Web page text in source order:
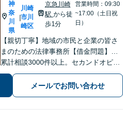
神
奈
川
県
|
川崎
市川
崎区
京急川崎
駅 から徒
歩1分
営業時間：09:30
~17:00（土日祝
日）
【親切丁寧】地域の市民と企業の皆さ
まのための法律事務所【借金問題】…
累計相談3000件以上。セカンドオピニ
オンもお任せ！【交通事故】…示談金
額の無料診断サービスあり！ご相談は
何度でも無料です。【夜間・土日面
メールでお問い合わせ